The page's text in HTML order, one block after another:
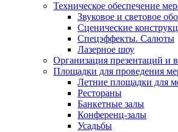
Техническое обеспечение
Звуковое и световое
Сценические
Спецэффекты. Салюты
Лазерное шоу
Организация презентаций и
Площадки для проведения
Летние площадки для
Рестораны
Банкетные залы
Конференц-залы
Усадьбы